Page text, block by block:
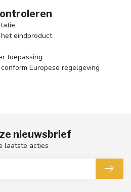
eindproduct
toepassing
Europese regelgeving
nieuwsbrief
laatste acties